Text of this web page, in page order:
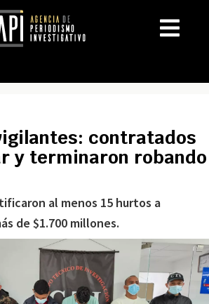
contratados
y terminaron robando
al menos 15 hurtos a
de $1.700 millones.